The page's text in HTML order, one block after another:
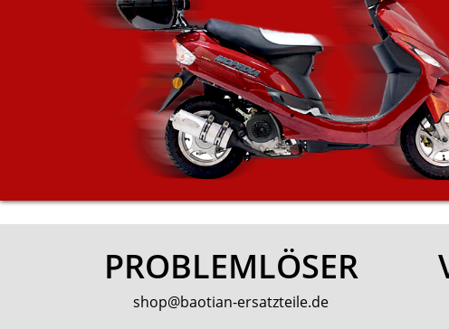
PROBLEMLÖSER
shop@baotian-ersatzteile.de